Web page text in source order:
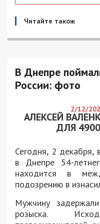
Читайте також
В Днепре
России: фото
2/12/
АЛЕКСЕЙ
ДЛЯ
Сегодня, 2 декабря,
в Днепре 54-
находится в
подозрению в
Мужчину
розыска.